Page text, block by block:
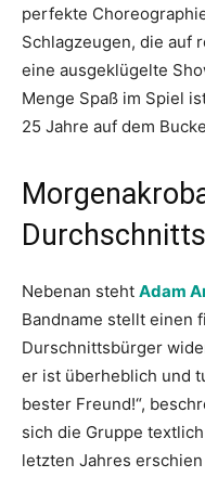
perfekte
Schlagzeugen, die auf
eine ausgeklügelte
Menge Spaß im Spiel
25 Jahre auf dem
Nebenan steht Adam
Bandname stellt einen
Durschnittsbürger
er ist überheblich und
bester Freund!“,
sich die Gruppe
letzten Jahres